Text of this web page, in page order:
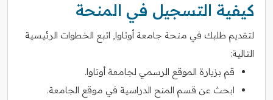
كيفية التسجيل في المنحة
لتقديم طلبك في منحة جامعة أوتاوا, اتبع الخطوات الرئيسية
التالية:
قم بزيارة الموقع الرسمي لجامعة أوتاوا.
ابحث عن قسم المنح الدراسية في موقع الجامعة.